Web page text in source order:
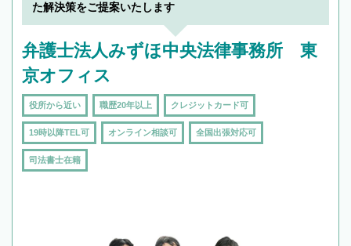
た解決策をご提案いたします
弁護士法人みずほ中央法律事務所 東
京オフィス
役所から近い 職歴20年以上 クレジットカード可
19時以降TEL可 オンライン相談可 全国出張対応可
司法書士在籍